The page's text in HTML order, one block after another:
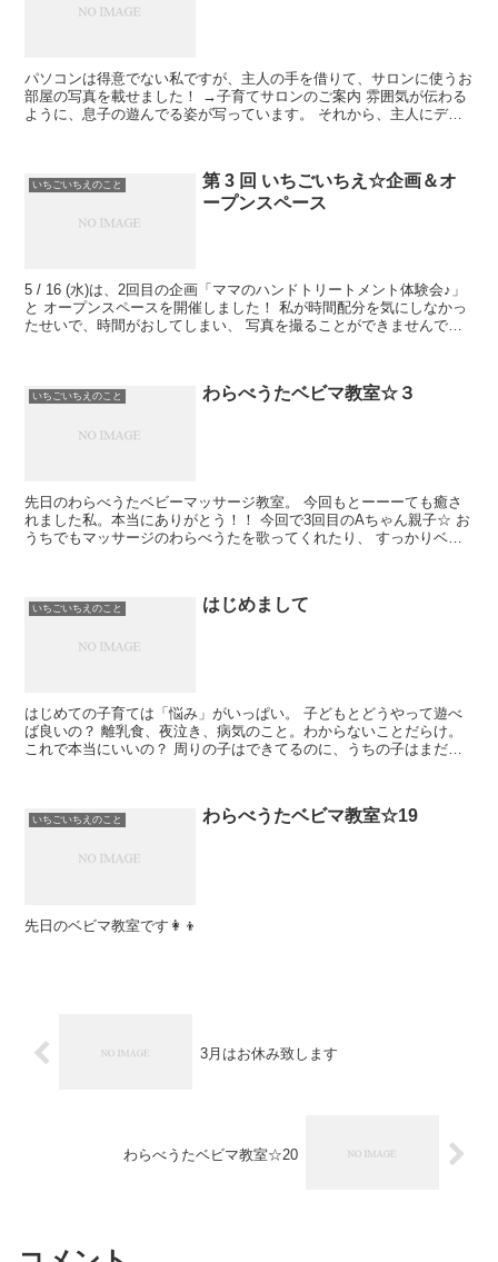
パソコンは得意でない私ですが、主人の手を借りて、サロンに使うお
部屋の写真を載せました！ →子育てサロンのご案内 雰囲気が伝わる
ように、息子の遊んでる姿が写っています。 それから、主人にデザ
いちごいちえのこと
第 3 回 いちごいちえ☆企画＆オ
ープンスペース
5 / 16 (水)は、2回目の企画「ママのハンドトリートメント体験会♪」
と オープンスペースを開催しました！ 私が時間配分を気にしなかっ
たせいで、時間がおしてしまい、 写真を撮ることができませんでし
いちごいちえのこと わらべうたベビマ教室☆３
先日のわらべうたベビーマッサージ教室。 今回もとーーーても癒さ
れました私。本当にありがとう！！ 今回で3回目のAちゃん親子☆ お
うちでもマッサージのわらべうたを歌ってくれたり、 すっかりベテ
いちごいちえのこと はじめまして
はじめての子育ては「悩み」がいっぱい。 子どもとどうやって遊べ
ば良いの？ 離乳食、夜泣き、病気のこと。わからないことだらけ。
これで本当にいいの？ 周りの子はできてるのに、うちの子はまだで
いちごいちえのこと わらべうたベビマ教室☆19
先日のベビマ教室です👩‍👦
3月はお休み致します
わらべうたベビマ教室☆20